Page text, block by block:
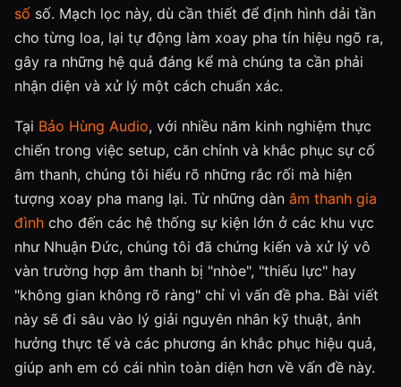
số số. Mạch lọc này, dù cần thiết để định hình dải tần
cho từng loa, lại tự động làm xoay pha tín hiệu ngõ ra,
gây ra những hệ quả đáng kể mà chúng ta cần phải
nhận diện và xử lý một cách chuẩn xác.
Tại Bảo Hùng Audio, với nhiều năm kinh nghiệm thực
chiến trong việc setup, căn chỉnh và khắc phục sự cố
âm thanh, chúng tôi hiểu rõ những rắc rối mà hiện
tượng xoay pha mang lại. Từ những dàn âm thanh gia
đình cho đến các hệ thống sự kiện lớn ở các khu vực
như Nhuận Đức, chúng tôi đã chứng kiến và xử lý vô
vàn trường hợp âm thanh bị "nhòe", "thiếu lực" hay
"không gian không rõ ràng" chỉ vì vấn đề pha. Bài viết
này sẽ đi sâu vào lý giải nguyên nhân kỹ thuật, ảnh
hưởng thực tế và các phương án khắc phục hiệu quả,
giúp anh em có cái nhìn toàn diện hơn về vấn đề này.